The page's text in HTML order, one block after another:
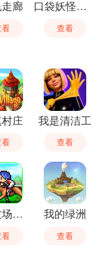
廊
看
口袋妖怪的世界
查看
庄
看
我是清洁工
查看
赛马牧场物语
看
我的绿洲
查看